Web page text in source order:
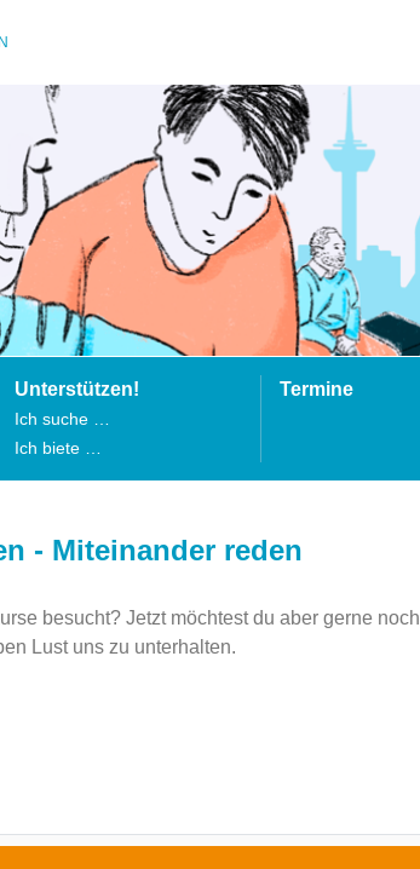
Unterstützen!
Ich suche …
Ich biete …
Termine
- Miteinander reden
besucht? Jetzt möchtest du aber gerne noch
Lust uns zu unterhalten.